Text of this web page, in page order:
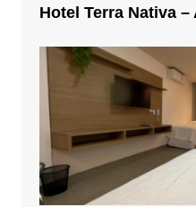
Hotel Terra Nativa